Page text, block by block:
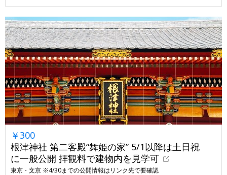
￥300
根津神社 第二客殿“舞姫の家” 5/1以降は土日祝
に一般公開 拝観料で建物内を見学可
東京・文京 ※4/30までの公開情報はリンク先で要確認